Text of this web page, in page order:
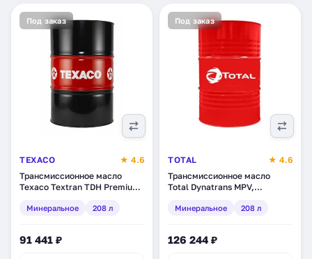
Под заказ
TEXACO
★ 4.6
Трансмиссионное масло
Texaco Textran TDH Premium,
(833082DEE)
Минеральное 208 л
91 441 ₽
Под заказ
TOTAL
★ 4.6
Трансмиссионное масло
Total Dynatrans MPV,
(RU154240)
Минеральное 208 л
126 244 ₽